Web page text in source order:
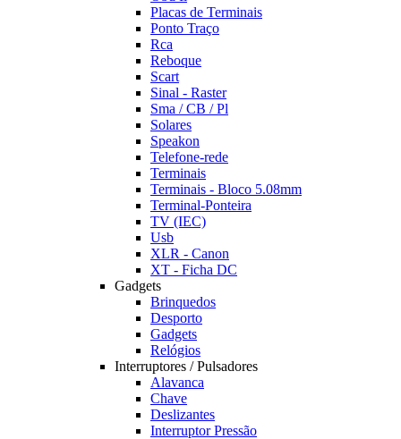
Placas de Terminais
Ponto Traço
Rca
Reboque
Scart
Sinal - Raster
Sma / CB / Pl
Solares
Speakon
Telefone-rede
Terminais
Terminais - Bloco 5.08mm
Terminal-Ponteira
TV (IEC)
Usb
XLR - Canon
XT - Ficha DC
Gadgets
Brinquedos
Desporto
Gadgets
Relógios
Interruptores / Pulsadores
Alavanca
Chave
Deslizantes
Interruptor Pressão